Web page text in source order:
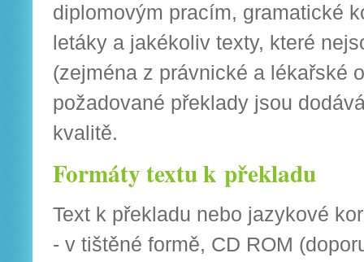
diplomovým pracím, gramatické
letáky a jakékoliv texty, které
(zejména z právnické a lékařské
požadované překlady jsou
kvalitě.
Formáty textu k překladu
Text k překladu nebo jazykové
- v tištěné formě, CD ROM